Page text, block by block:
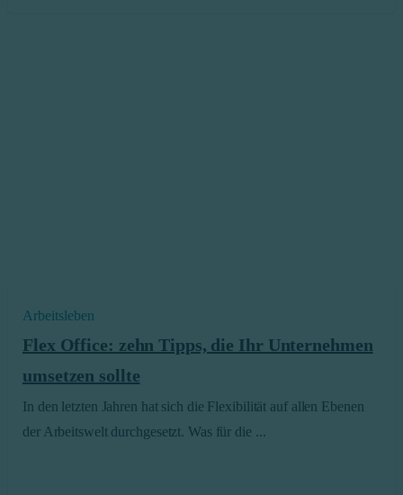
Arbeitsleben
Flex Office: zehn Tipps, die Ihr Unternehmen
umsetzen sollte
In den letzten Jahren hat sich die Flexibilität auf allen Ebenen
der Arbeitswelt durchgesetzt. Was für die ...